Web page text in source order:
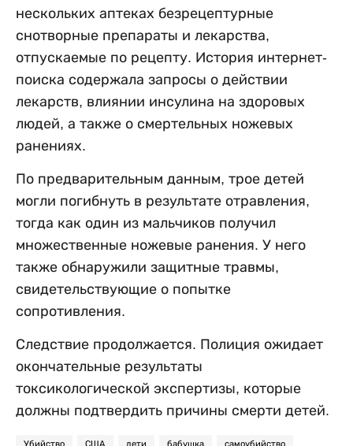
нескольких аптеках безрецептурные
снотворные препараты и лекарства,
отпускаемые по рецепту. История интернет-
поиска содержала запросы о действии
лекарств, влиянии инсулина на здоровых
людей, а также о смертельных ножевых
ранениях.
По предварительным данным, трое детей
могли погибнуть в результате отравления,
тогда как один из мальчиков получил
множественные ножевые ранения. У него
также обнаружили защитные травмы,
свидетельствующие о попытке
сопротивления.
Следствие продолжается. Полиция ожидает
окончательные результаты
токсикологической экспертизы, которые
должны подтвердить причины смерти детей.
Убийство США дети бабушка самоубийство